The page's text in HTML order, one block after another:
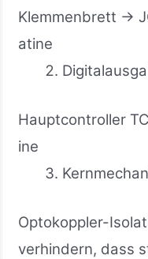
Klemmenbrett →
atine
Hauptcontroller
ine
Optokoppler-
verhindern, dass